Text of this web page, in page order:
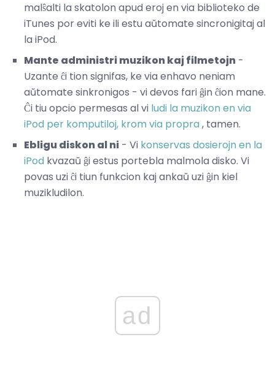
malŝalti la skatolon apud eroj en via biblioteko de
iTunes por eviti ke ili estu aŭtomate sincronigitaj al
la iPod.
Mante administri muzikon kaj filmetojn -
Uzante ĉi tion signifas, ke via enhavo neniam
aŭtomate sinkronigos - vi devos fari ĝin ĉion mane.
Ĉi tiu opcio permesas al vi ludi la muzikon en via
iPod per komputiloj, krom via propra, tamen.
Ebligu diskon al ni - Vi konservas dosierojn en la
iPod kvazaŭ ĝi estus portebla malmola disko. Vi
povas uzi ĉi tiun funkcion kaj ankaŭ uzi ĝin kiel
muzikludilon.
ad